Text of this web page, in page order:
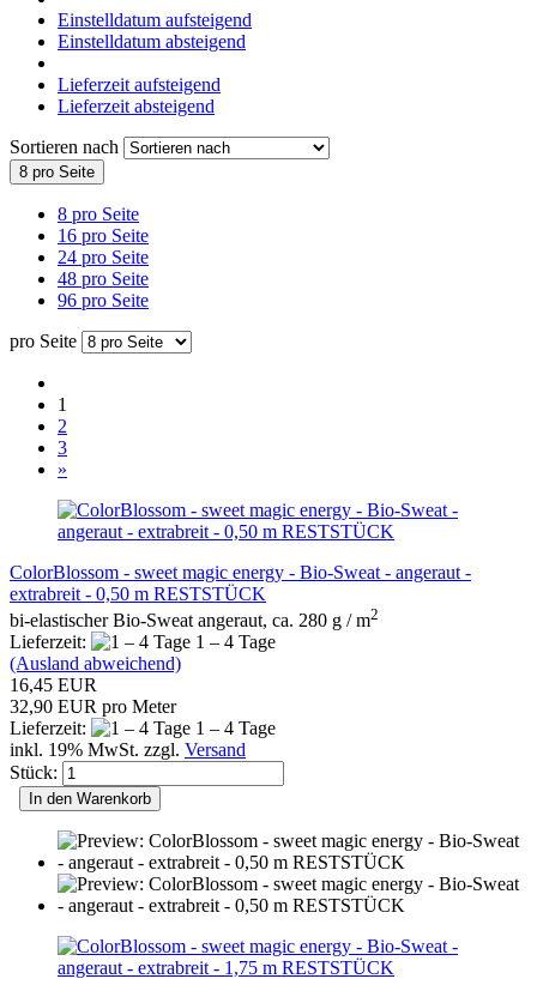
Einstelldatum aufsteigend
Einstelldatum absteigend
Lieferzeit aufsteigend
Lieferzeit absteigend
Sortieren nach
8 pro Seite
8 pro Seite
16 pro Seite
24 pro Seite
48 pro Seite
96 pro Seite
pro Seite
1
2
3
»
ColorBlossom - sweet magic energy - Bio-Sweat - angeraut -
extrabreit - 0,50 m RESTSTÜCK
bi-elastischer Bio-Sweat angeraut, ca. 280 g / m2
Lieferzeit:
1 – 4 Tage
(Ausland abweichend)
16,45 EUR
32,90 EUR pro Meter
Lieferzeit:
1 – 4 Tage
inkl. 19% MwSt. zzgl. Versand
Stück:
In den Warenkorb